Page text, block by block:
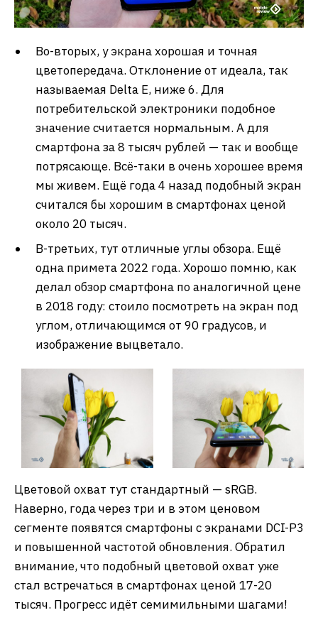
Во-вторых, у экрана хорошая и точная
цветопередача. Отклонение от идеала, так
называемая Delta E, ниже 6. Для
потребительской электроники подобное
значение считается нормальным. А для
смартфона за 8 тысяч рублей — так и вообще
потрясающе. Всё-таки в очень хорошее время
мы живем. Ещё года 4 назад подобный экран
считался бы хорошим в смартфонах ценой
около 20 тысяч.
В-третьих, тут отличные углы обзора. Ещё
одна примета 2022 года. Хорошо помню, как
делал обзор смартфона по аналогичной цене
в 2018 году: стоило посмотреть на экран под
углом, отличающимся от 90 градусов, и
изображение выцветало.
Цветовой охват тут стандартный — sRGB.
Наверно, года через три и в этом ценовом
сегменте появятся смартфоны с экранами DCI-P3
и повышенной частотой обновления. Обратил
внимание, что подобный цветовой охват уже
стал встречаться в смартфонах ценой 17-20
тысяч. Прогресс идёт семимильными шагами!